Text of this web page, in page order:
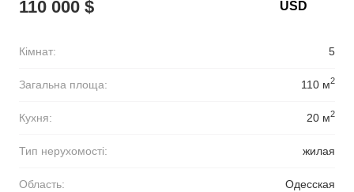
110 000 $
Кімнат: 5
Загальна площа: 110 м2
Кухня: 20 м2
Тип нерухомості: жилая
Область: Одесская